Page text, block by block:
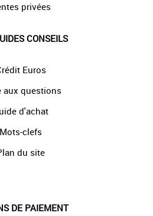
privées
CONSEILS
Euros
aux questions
d'achat
Mots-clefs
du site
DE PAIEMENT